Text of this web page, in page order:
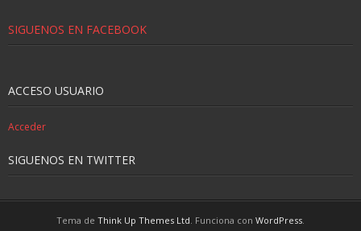
SIGUENOS EN FACEBOOK
ACCESO USUARIO
Acceder
SIGUENOS EN TWITTER
Tema de Think Up Themes Ltd. Funciona con WordPress.